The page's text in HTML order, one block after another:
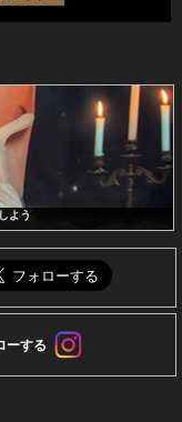
よう
ーする